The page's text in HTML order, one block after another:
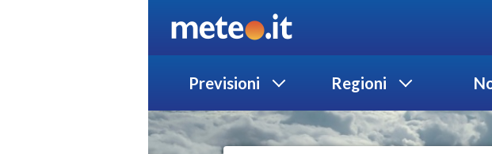
Previsioni Regioni